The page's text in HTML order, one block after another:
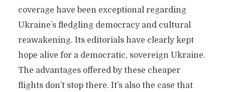
coverage have been exceptional regarding
Ukraine’s fledgling democracy and cultural
reawakening. Its editorials have clearly kept
hope alive for a democratic, sovereign Ukraine.
The advantages offered by these cheaper
flights don’t stop there. It’s also the case that